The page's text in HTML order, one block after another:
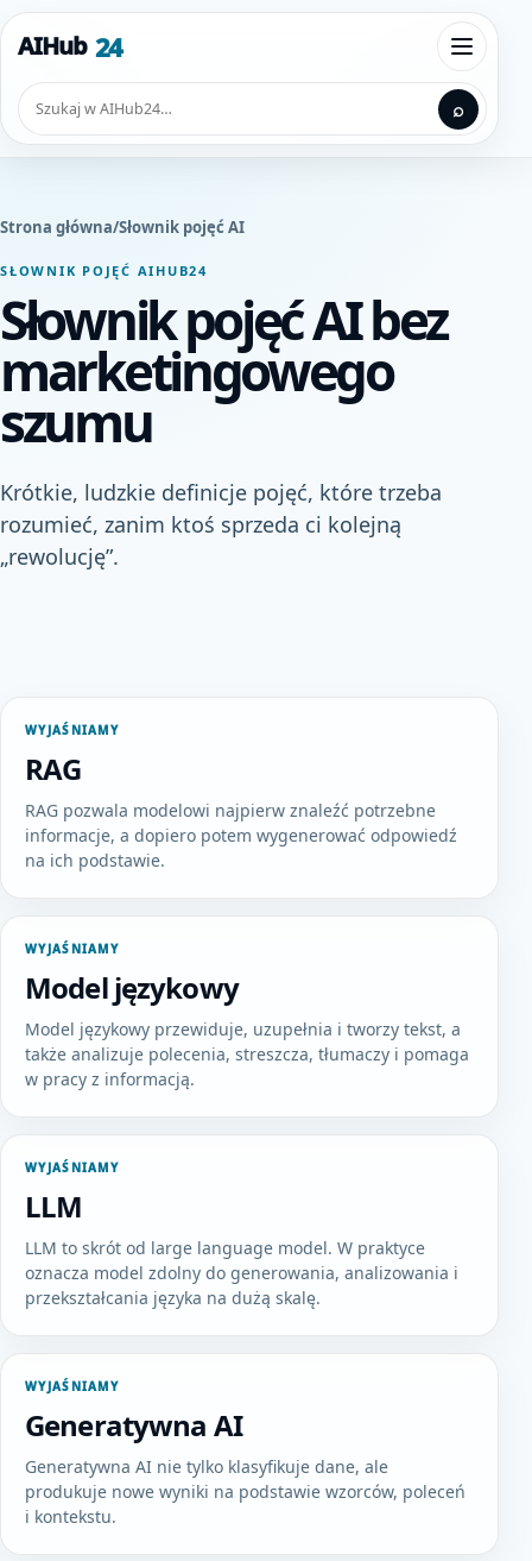
Przejdź do treści
AIHub 24
Szukaj
⌕
Strona główna/Słownik pojęć AI
SŁOWNIK POJĘĆ AIHUB24
Słownik pojęć AI bez
marketingowego
szumu
Krótkie, ludzkie definicje pojęć, które trzeba
rozumieć, zanim ktoś sprzeda ci kolejną
„rewolucję”.
WYJAŚNIAMY
RAG
RAG pozwala modelowi najpierw znaleźć potrzebne
informacje, a dopiero potem wygenerować odpowiedź
na ich podstawie.
WYJAŚNIAMY
Model językowy
Model językowy przewiduje, uzupełnia i tworzy tekst, a
także analizuje polecenia, streszcza, tłumaczy i pomaga
w pracy z informacją.
WYJAŚNIAMY
LLM
LLM to skrót od large language model. W praktyce
oznacza model zdolny do generowania, analizowania i
przekształcania języka na dużą skalę.
WYJAŚNIAMY
Generatywna AI
Generatywna AI nie tylko klasyfikuje dane, ale
produkuje nowe wyniki na podstawie wzorców, poleceń
i kontekstu.